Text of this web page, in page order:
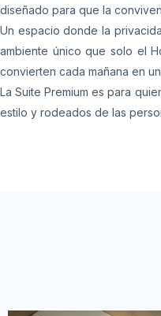
diseñado para que la
Un espacio donde la
ambiente único que solo el
convierten cada mañana en
La Suite Premium es para
estilo y rodeados de las